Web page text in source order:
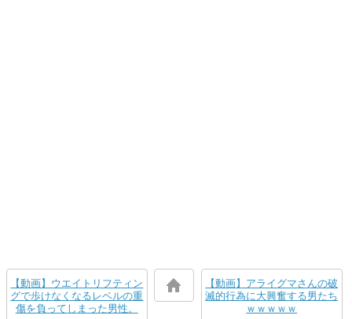
【動画】ウエイトリフティン
グで歩けなくなるレベルの重
傷を負ってしまった男性。
【動画】アライグマさんの破
滅的行為に大興奮する男たち
ｗｗｗｗｗ